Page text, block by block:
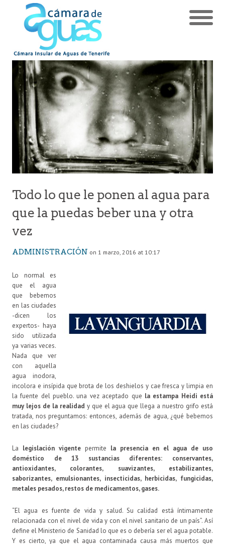
Todo lo que le ponen al agua para
que la puedas beber una y otra
vez
ADMINISTRACIÓN on 1 marzo, 2016 at 10:17
Lo normal es
que el agua
que bebemos
en las ciudades
-dicen los
expertos- haya
sido utilizada
ya varias veces.
Nada que ver
con aquella
agua inodora,
incolora e insípida que brota de los deshielos y cae fresca y limpia en
la fuente del pueblo. una vez aceptado que la estampa Heidi está
muy lejos de la realidad y que el agua que llega a nuestro grifo está
tratada, nos preguntamos: entonces, además de agua, ¿qué bebemos
en las ciudades?
La legislación vigente permite la presencia en el agua de uso
doméstico de13 sustanciasdiferentes: conservantes,
antioxidantes, colorantes, suavizantes, estabilizantes,
saborizantes, emulsionantes, insecticidas, herbicidas, fungicidas,
metales pesados, restos de medicamentos, gases.
“El agua es fuente de vida y salud. Su calidad está íntimamente
relacionada con el nivel de vida y con el nivel sanitario de un país”. Así
define el Ministerio de Sanidad lo que es o debería ser el agua potable.
Y es cierto, ya que el agua contaminada causa más muertos que